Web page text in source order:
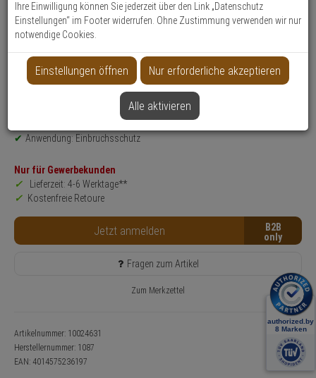
Suche
Produktmerkmale
Datenblatt drucken
Produktinformationen
Zylinderabdeckung
Farbe: F2-Neusilberfarben
Anwendung: Einbruchsschutz
Nur für Gewerbekunden
Lieferzeit: 4-6 Werktage**
Kostenfreie Retoure
Jetzt anmelden B2B
Fragen zum Artikel
Zum Merkzettel
Artikelnummer: 10024631
Herstellernummer: 1087
EAN: 4014575236197
Ihre Einwilligung können Sie jederzeit über den Link „Datenschutz
Einstellungen“ im Footer widerrufen. Ohne Zustimmung verwenden wir nur
notwendige Cookies.
Einstellungen öffnen Nur erforderliche akzeptieren
Alle aktivieren